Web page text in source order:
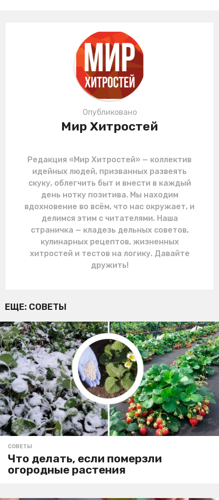
Опубликовано
Мир Хитростей
Редакция «Мир Хитростей» — коллектив
идейных людей, призванных развеять
скуку, облегчить быт и внести в каждый
день нотку позитива. Мы находим
вдохновение во всём, что нас окружает, и
делимся этим с читателями. Наша
страничка — кладезь дельных советов,
кулинарных рецептов, жизненных
хитростей и тестов на логику. Давайте
дружить!
ЕЩЕ: СОВЕТЫ
СОВЕТЫ
Что делать, если померзли
огородные растения